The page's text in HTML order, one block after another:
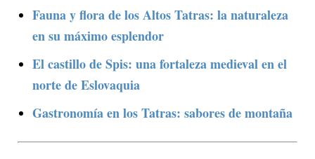
Fauna y flora de los Altos Tatras: la naturaleza
en su máximo esplendor
El castillo de Spis: una fortaleza medieval en el
norte de Eslovaquia
Gastronomía en los Tatras: sabores de montaña